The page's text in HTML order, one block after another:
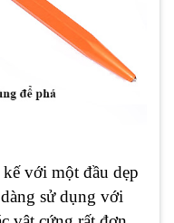
với một đầu dẹp
sử dụng với